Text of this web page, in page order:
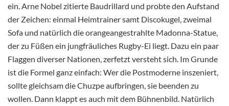
ein. Arne Nobel zitierte Baudrillard und probte den Aufstand
der Zeichen: einmal Heimtrainer samt Discokugel, zweimal
Sofa und natürlich die orangeangestrahlte Madonna-Statue,
der zu Füßen ein jungfräuliches Rugby-Ei liegt. Dazu ein paar
Flaggen diverser Nationen, zerfetzt versteht sich. Im Grunde
ist die Formel ganz einfach: Wer die Postmoderne inszeniert,
sollte gleichsam die Chuzpe aufbringen, sie beenden zu
wollen. Dann klappt es auch mit dem Bühnenbild. Natürlich